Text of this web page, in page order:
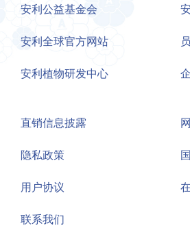
安利公益基金会
安利全球官方网站
安利植物研发中心
直销信息披露
隐私政策
用户协议
联系我们